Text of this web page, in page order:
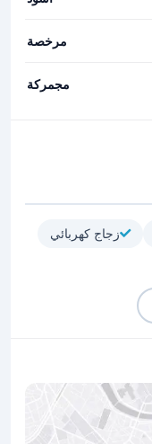
مرخصة
مجمركة
زجاج كهربائي